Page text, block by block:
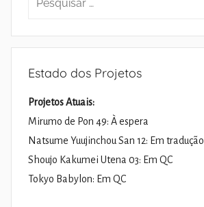
Estado dos Projetos
Projetos Atuais:
Mirumo de Pon 49: À espera
Natsume Yuujinchou San 12: Em tradução
Shoujo Kakumei Utena 03: Em QC
Tokyo Babylon: Em QC